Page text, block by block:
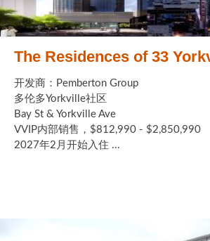
The Residences of 33
开发商：Pemberton Group
多伦多Yorkville社区
Bay St & Yorkville Ave
VVIP内部销售，$812,990 - $2,850,990
2027年2月开始入住 ...